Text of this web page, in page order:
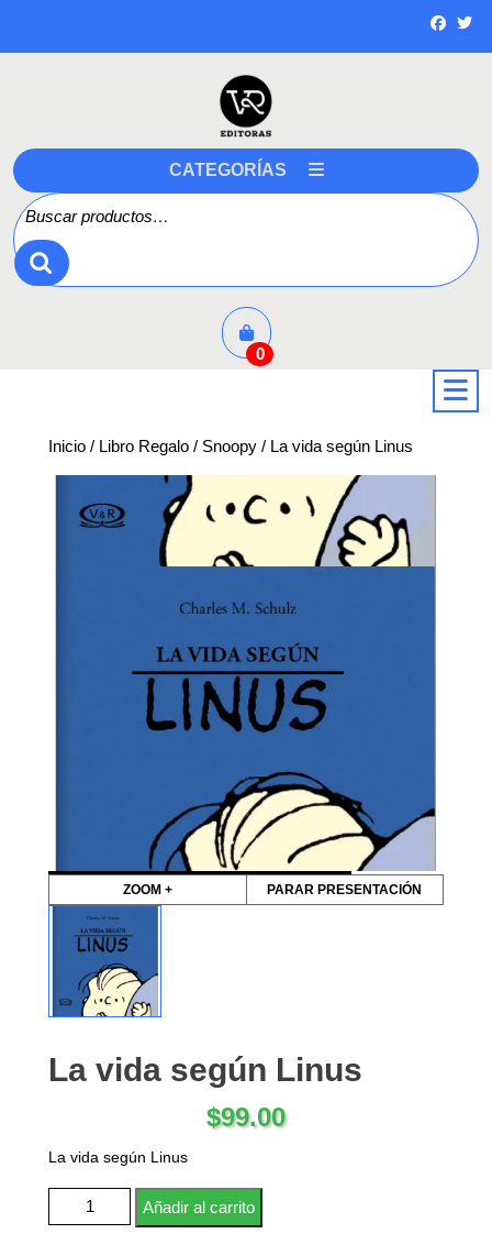
contenido
CATEGORÍAS
Buscar por:
0
Inicio / Libro Regalo / Snoopy / La vida según Linus
ZOOM + PARAR PRESENTACIÓN
La vida según Linus
$99.00
La vida según Linus
La vida según Linus cantidad
Añadir al carrito